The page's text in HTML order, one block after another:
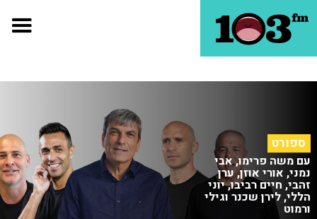
ספורט
עם משה פרימו, אבי
נמני, אורי אוזן, ערן
זהבי, חיים רביבו, יוני
הללי, לירן שכנר וגילי
ורמוט